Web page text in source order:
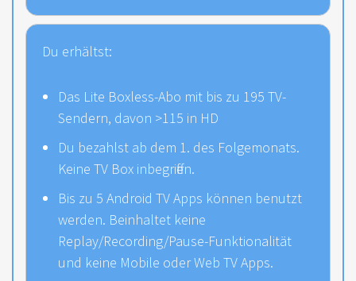
Du erhältst:
Das Lite Boxless-Abo mit bis zu 195 TV-
Sendern, davon >115 in HD
Du bezahlst ab dem 1. des Folgemonats.
Keine TV Box inbegriffen.
Bis zu 5 Android TV Apps können benutzt
werden. Beinhaltet keine
Replay/Recording/Pause-Funktionalität
und keine Mobile oder Web TV Apps.